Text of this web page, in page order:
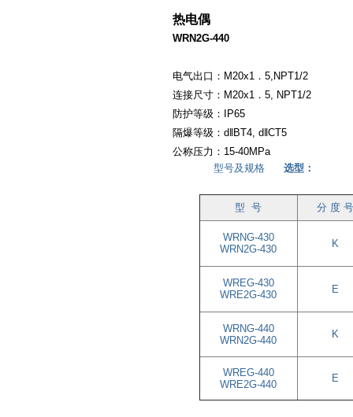
热电偶
WRN2G-440
电气出口：M20x1．5,NPT1/2
连接尺寸： M20x1．5, NPT1/2
防护等级：
IP65
隔爆等级： d‖BT4, d‖CT5
公称压力： 15-40MPa
型号及规格 选型：
型 号 分 度 号
WRNG-430
WRN2G-430
K
WREG-430
WRE2G-430
E
WRNG-440
WRN2G-440
K
WREG-440
WRE2G-440
E